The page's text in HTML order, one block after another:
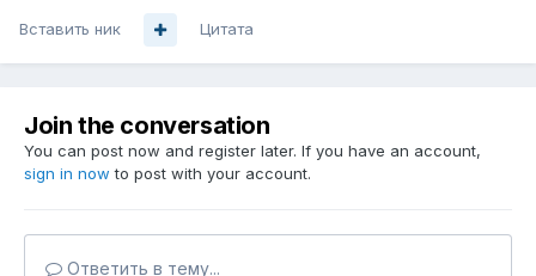
Вставить ник Цитата
Join the conversation
You can post now and register later. If you have an account,
sign in now to post with your account.
Ответить в тему...